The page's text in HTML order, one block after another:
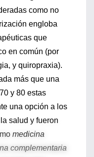
como no
engloba
que
en común (por
y quiropraxia).
más que una
y 80 estas
una opción a los
salud y fueron
medicina
complementaria